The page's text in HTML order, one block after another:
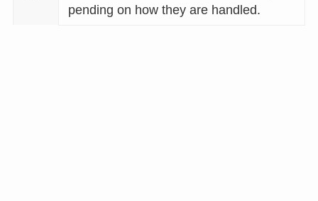
pending on how they are handled.